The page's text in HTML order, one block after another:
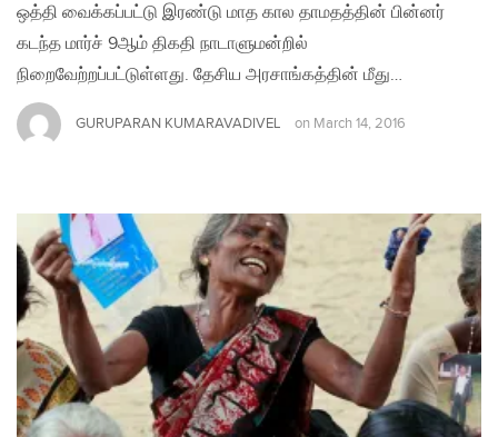
ஒத்தி வைக்கப்பட்டு இரண்டு மாத கால தாமதத்தின் பின்னர்
கடந்த மார்ச் 9ஆம் திகதி நாடாளுமன்றில்
நிறைவேற்றப்பட்டுள்ளது. தேசிய அரசாங்கத்தின் மீது…
GURUPARAN KUMARAVADIVEL on March 14, 2016